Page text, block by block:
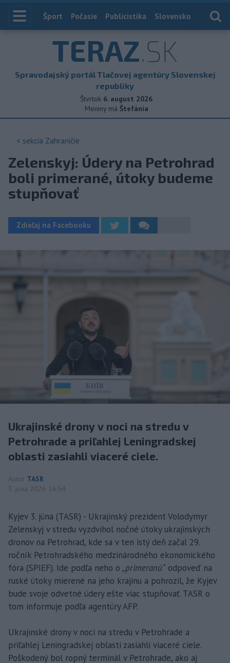
Index
Šport Počasie Publicistika Slovensko
TERAZ.SK
Spravodajský portál Tlačovej agentúry Slovenskej
republiky
Štvrtok 6. august 2026
Meniny má Štefánia
< sekcia Zahraničie
Zelenskyj: Údery na Petrohrad
boli primerané, útoky budeme
stupňovať
Zdieľaj na Facebooku
Ukrajinské drony v noci na stredu v
Petrohrade a priľahlej Leningradskej
oblasti zasiahli viaceré ciele.
Autor TASR
3. júna 2026 16:54
Kyjev 3. júna (TASR) - Ukrajinský prezident Volodymyr
Zelenskyj v stredu vyzdvihol nočné útoky ukrajinských
dronov na Petrohrad, kde sa v ten istý deň začal 29.
ročník Petrohradského medzinárodného ekonomického
fóra (SPIEF). Ide podľa neho o „primeranú“ odpoveď na
ruské útoky mierené na jeho krajinu a pohrozil, že Kyjev
bude svoje odvetné údery ešte viac stupňovať. TASR o
tom informuje podľa agentúry AFP.
Ukrajinské drony v noci na stredu v Petrohrade a
priľahlej Leningradskej oblasti zasiahli viaceré ciele.
Poškodený bol ropný terminál v Petrohrade, ako aj